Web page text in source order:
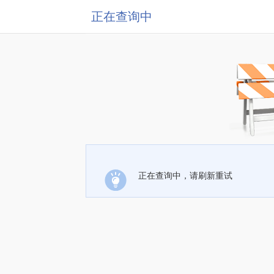
正在查询中
正在查询中，请刷新重试